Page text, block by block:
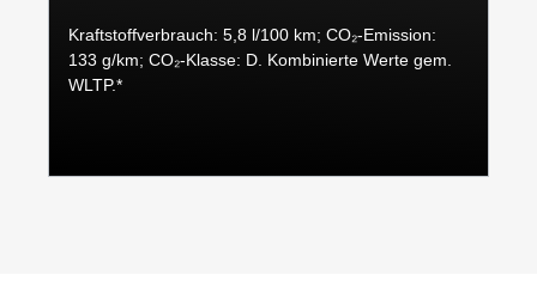
Kraftstoffverbrauch: 5,8 l/100 km; CO₂-Emission:
133 g/km; CO₂-Klasse: D. Kombinierte Werte gem.
WLTP.*